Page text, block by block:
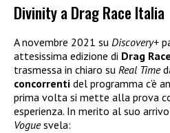
Divinity a Drag Race Italia
A novembre 2021 su Discovery+
attesissima edizione di Drag
trasmessa in chiaro su Real Time
concorrenti del programma c’è
prima volta si mette alla prova
esperienza. In merito al suo
Voguesvela: